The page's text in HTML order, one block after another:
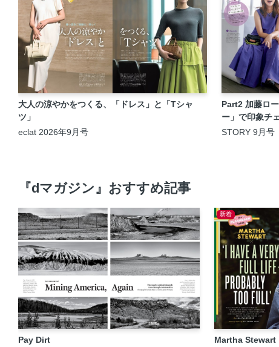
大人の涼やかをつくる、「ドレス」と「Tシャ
ツ」
eclat 2026年9月号
Part2 加藤ロ
ー」で印象チ
STORY 9月号
『dマガジン』おすすめ記事
Pay Dirt
新着
Martha Stewart